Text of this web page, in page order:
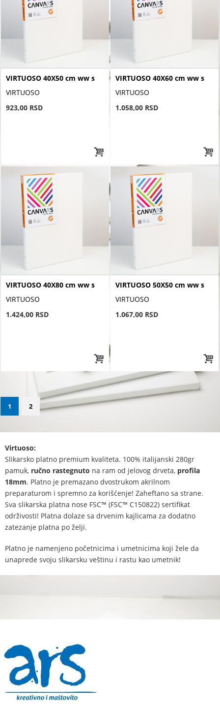
VIRTUOSO 40X50 cm ww s
VIRTUOSO
923,00 RSD
VIRTUOSO 40X60 cm ww s
VIRTUOSO
1.058,00 RSD
VIRTUOSO 40X80 cm ww s
VIRTUOSO
1.424,00 RSD
VIRTUOSO 50X50 cm ww s
VIRTUOSO
1.067,00 RSD
1 2
Virtuoso:
Slikarsko platno premium kvaliteta. 100% italijanski 280gr
pamuk, ručno rastegnuto na ram od jelovog drveta, profila
18mm. Platno je premazano dvostrukom akrilnom
preparaturom i spremno za korišćenje! Zaheftano sa strane.
Sva slikarska platna nose FSC™ (FSC™ C150822) sertifikat
održivosti! Platna dolaze sa drvenim kajlicama za dodatno
zatezanje platna po želji.
Platno je namenjeno početnicima i umetnicima koji žele da
unaprede svoju slikarsku veštinu i rastu kao umetnik!